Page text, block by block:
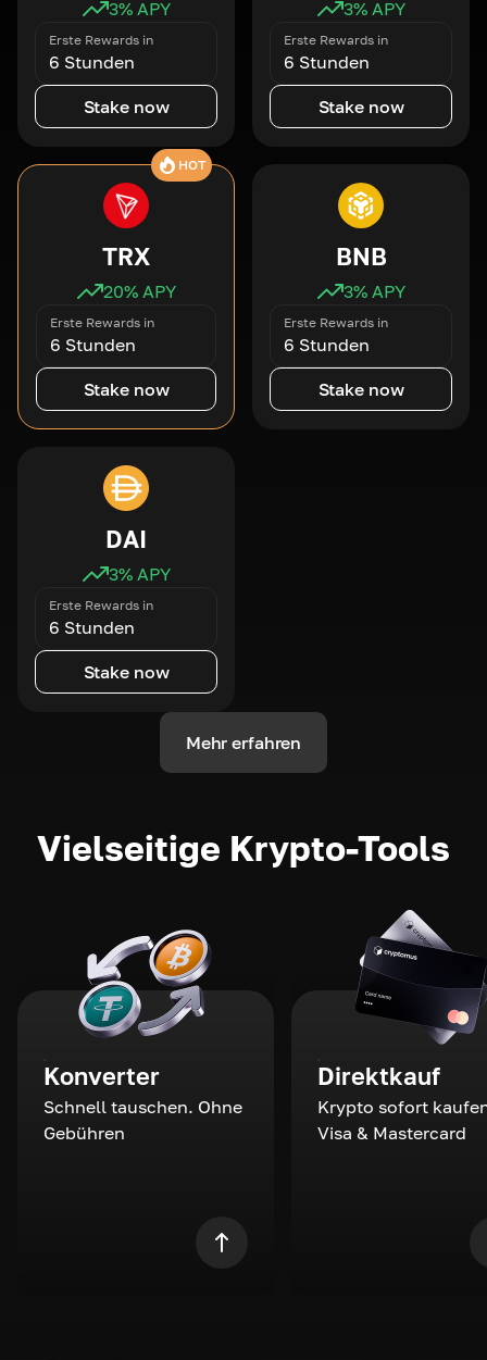
3% APY
Erste Rewards in
6 Stunden
Stake now
3% APY
Erste Rewards in
6 Stunden
Stake now
HOT
TRX
20% APY
Erste Rewards in
6 Stunden
Stake now
BNB
3% APY
Erste Rewards in
6 Stunden
Stake now
DAI
3% APY
Erste Rewards in
6 Stunden
Stake now
Mehr erfahren
Vielseitige Krypto-Tools
Konverter
Schnell tauschen. Ohne
Gebühren
Direktkauf
Krypto sofort
Visa & Mastercard